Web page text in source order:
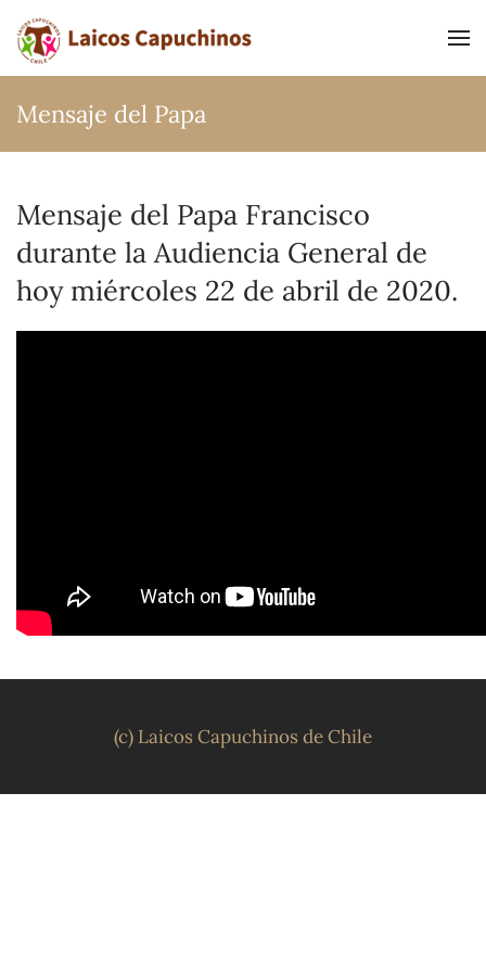
Ir al contenido principal
Mensaje del Papa
Mensaje del Papa Francisco
durante la Audiencia General de
hoy miércoles 22 de abril de 2020.
(c) Laicos Capuchinos de Chile